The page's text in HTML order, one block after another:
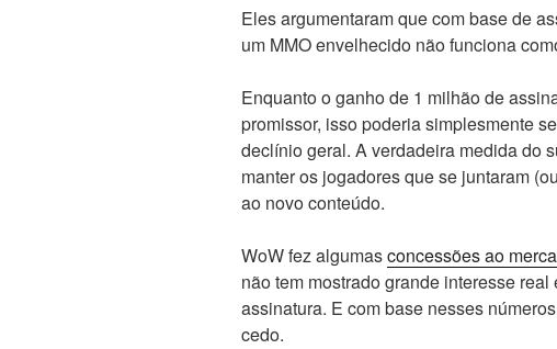
Eles argumentaram que com base de
um MMO envelhecido não funciona
Enquanto o ganho de 1 milhão de
promissor, isso poderia simplesmente
declínio geral. A verdadeira medida do
manter os jogadores que se juntaram
ao novo conteúdo.
WoW fez algumasconcessões ao
não tem mostrado grande interesse
assinatura. E com base nesses
cedo.